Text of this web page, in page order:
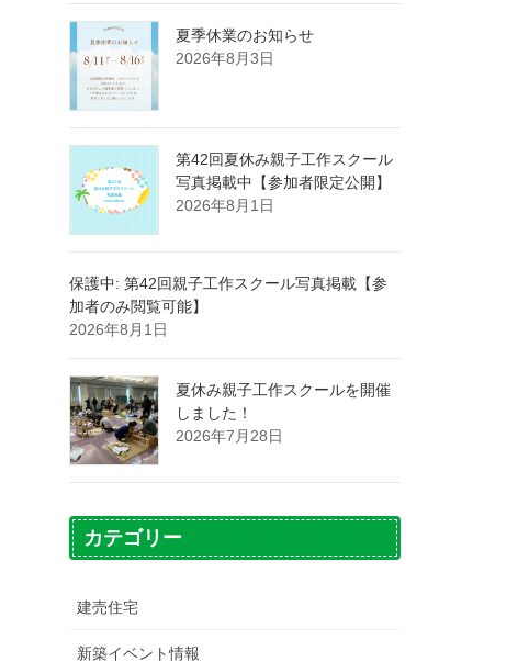
夏季休業のお知らせ
2026年8月3日
第42回夏休み親子工作スクール
写真掲載中【参加者限定公開】
2026年8月1日
保護中: 第42回親子工作スクール写真掲載【参
加者のみ閲覧可能】
2026年8月1日
夏休み親子工作スクールを開催
しました！
2026年7月28日
カテゴリー
建売住宅
新築イベント情報